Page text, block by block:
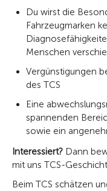
Du wirst die
Fahrzeugmarken
Menschen
Vergünstigungen
des TCS
Eine
spannenden
sowie ein
Interessiert? Dann
mit uns TCS-
Beim TCS schätzen